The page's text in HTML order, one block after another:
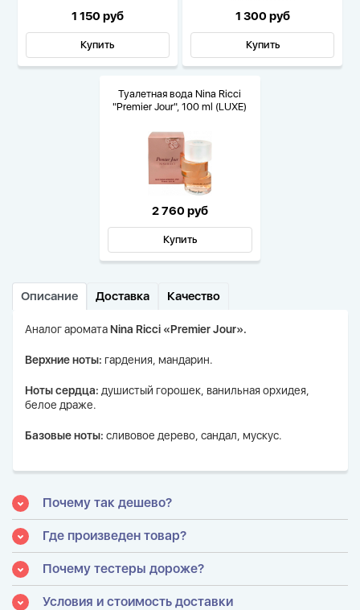
1 150 руб
Купить
1 300 руб
Купить
Туалетная вода Nina Ricci
"Premier Jour", 100 ml (LUXE)
2 760 руб
Купить
Описание Доставка Качество
Аналог ароматаNina Ricci «Premier Jour».
Верхние ноты: гардения, мандарин.
Ноты сердца: душистый горошек, ванильная орхидея,
белое драже.
Базовые ноты: сливовое дерево, сандал, мускус.
Почему так дешево?
Где произведен товар?
Почему тестеры дороже?
Условия и стоимость доставки